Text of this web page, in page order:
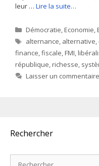
leur … Lire la suite…
Catégories
Démocratie,Economie,
Étiquettes
alternance, alternative,
finance,fiscale,FMI,
république,richesse,
Laisser un commentaire
Rechercher